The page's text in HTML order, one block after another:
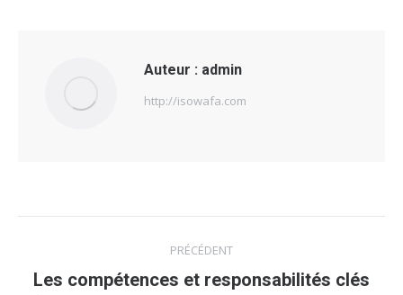
Auteur : admin
http://isowafa.com
article
PRÉCÉDENT
Les compétences et responsabilités clés